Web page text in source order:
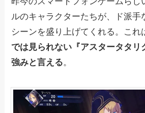
ルのキャラクターたちが、ド派手
シーンを盛り上げてくれる。これ
では見られない『アスタータタリ
強みと言える。